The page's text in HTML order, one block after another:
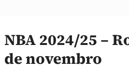
NBA 2024/25 –
de novembro